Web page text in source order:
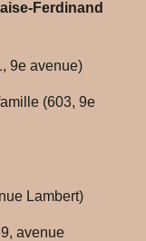
Ferdinand
9e avenue)
(603, 9e
Lambert)
avenue